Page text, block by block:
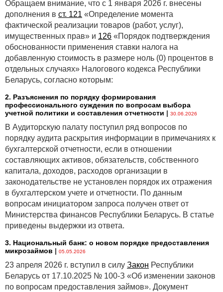
Обращаем внимание, что с 1 января 2026 г. внесены
дополнения в ст. 121 «Определение момента
фактической реализации товаров (работ, услуг),
имущественных прав» и 126 «Порядок подтверждения
обоснованности применения ставки налога на
добавленную стоимость в размере ноль (0) процентов в
отдельных случаях» Налогового кодекса Республики
Беларусь, согласно которым:
2. Разъяснения по порядку формирования
профессионального суждения по вопросам выбора
учетной политики и составления отчетности | 30.06.2026
В Аудиторскую палату поступил ряд вопросов по
порядку аудита раскрытия информации в примечаниях к
бухгалтерской отчетности, если в отношении
составляющих активов, обязательств, собственного
капитала, доходов, расходов организации в
законодательстве не установлен порядок их отражения
в бухгалтерском учете и отчетности. По данным
вопросам инициатором запроса получен ответ от
Министерства финансов Республики Беларусь. В статье
приведены выдержки из ответа.
3. Национальный банк: о новом порядке предоставления
микрозаймов | 05.05.2026
23 апреля 2026 г. вступил в силу Закон Республики
Беларусь от 17.10.2025 № 100-З «Об изменении законов
по вопросам предоставления займов». Документ